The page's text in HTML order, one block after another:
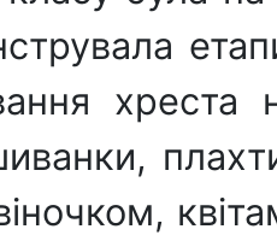
хреста